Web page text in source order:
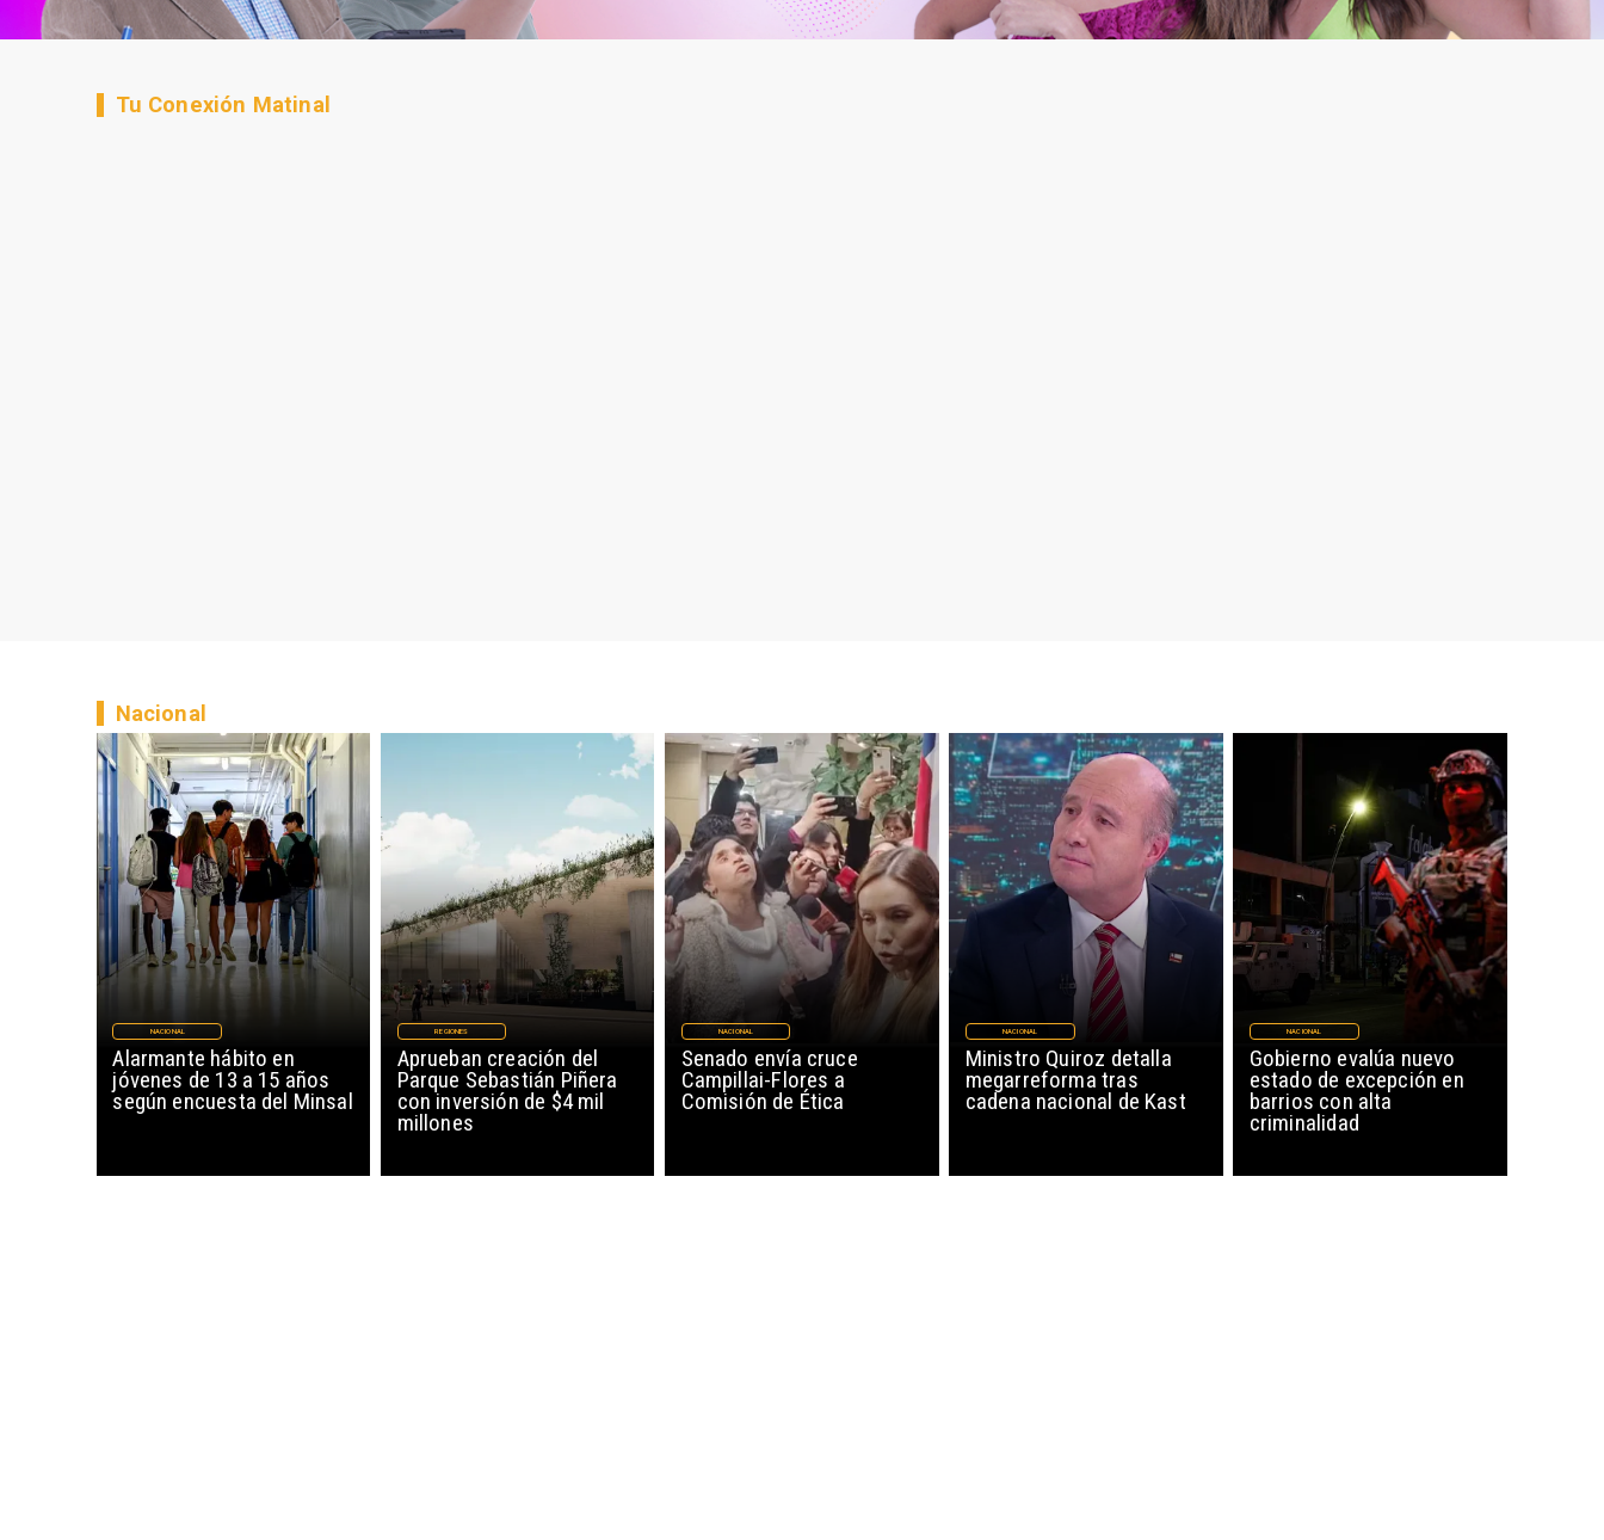
Tu Conexión Matinal
Alarmante hábito en
jóvenes de 13 a 15 años
según encuesta del Minsal
NACIONAL
Aprueban creación del
Parque Sebastián Piñera
con inversión de $4 mil
millones
REGIONES
Senado envía cruce
Campillai-Flores a
Comisión de Ética
NACIONAL
Ministro Quiroz detalla
megarreforma tras
cadena nacional de Kast
NACIONAL
Gobierno evalúa nuevo
estado de excepción en
barrios con alta
criminalidad
NACIONAL
Nacional